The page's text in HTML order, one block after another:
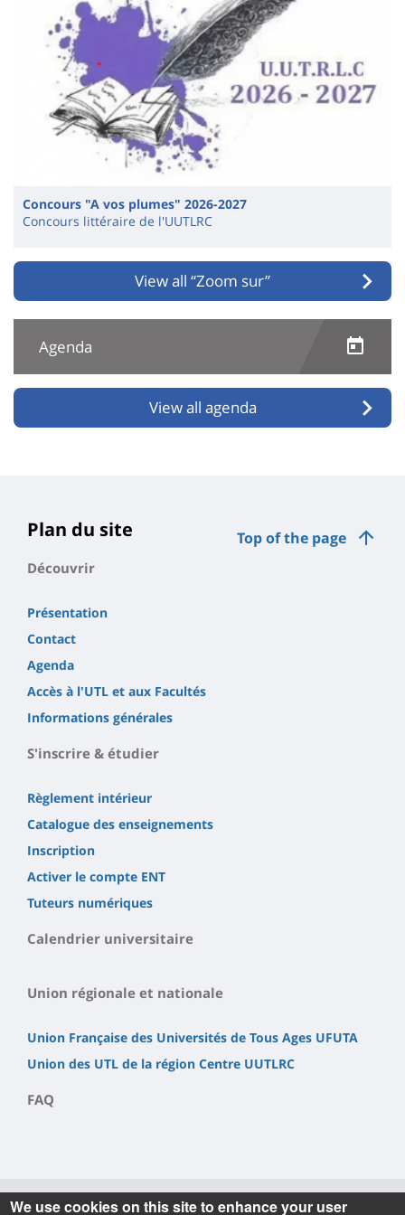
Concours "A vos plumes" 2026-2027
Concours littéraire de l'UUTLRC
View all “Zoom sur”
Agenda
View all agenda
Top of the page
Plan du site
Découvrir
Présentation
Contact
Agenda
Accès à l'UTL et aux Facultés
Informations générales
S'inscrire & étudier
Règlement intérieur
Catalogue des enseignements
Inscription
Activer le compte ENT
Tuteurs numériques
Calendrier universitaire
Union régionale et nationale
Union Française des Universités de Tous Ages UFUTA
Union des UTL de la région Centre UUTLRC
FAQ
We use cookies on this site to enhance your user